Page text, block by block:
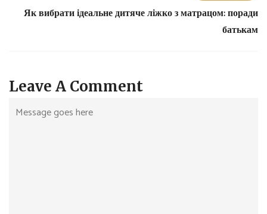
Як вибрати ідеальне дитяче ліжко з матрацом: поради
батькам
Leave A Comment